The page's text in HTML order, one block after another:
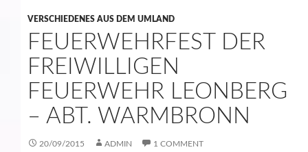
VERSCHIEDENES AUS DEM UMLAND
FEUERWEHRFEST DER
FREIWILLIGEN
FEUERWEHR LEONBERG
– ABT. WARMBRONN
20/09/2015 ADMIN 1 COMMENT